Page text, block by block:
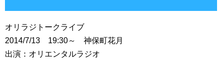
オリラジトークライブ
2014/7/13 19:30～ 神保町花月
出演：オリエンタルラジオ